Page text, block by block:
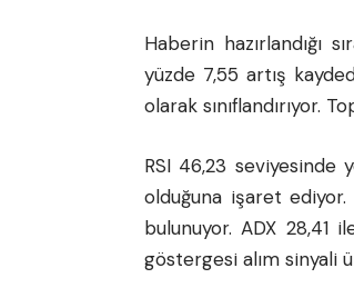
Haberin hazırlandığı
yüzde 7,55 artış
olarak sınıflandırıyor.
RSI 46,23 seviyesinde
olduğuna işaret
bulunuyor. ADX
göstergesi alım sinyali